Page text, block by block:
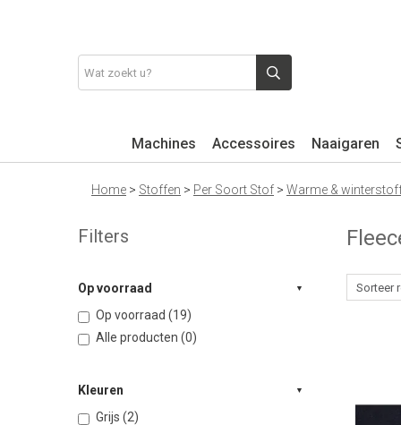
Machines Accessoires Naaigaren
Home > Stoffen > Per Soort Stof > Warme &
Filters
Op voorraad
Op voorraad (19)
Alle producten (0)
Kleuren
Grijs (2)